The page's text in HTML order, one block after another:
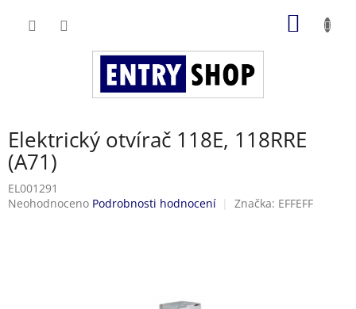
Elektrický otvírač 118E, 118RRE
(A71)
EL001291
Průměrné
Neohodnoceno Podrobnosti hodnocení Značka: EFFEFF